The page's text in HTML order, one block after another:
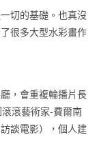
切的基礎。也真沒
很多大型水彩畫作
，會重複輪播片長
滾藝術家-費爾南
談電影），個人建